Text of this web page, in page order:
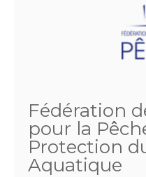
Fédération
pour la
Protection
Aquatique